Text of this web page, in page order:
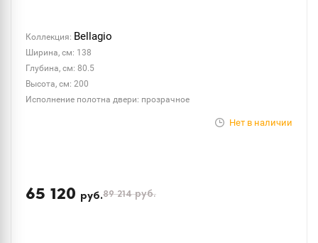
Коллекция: Bellagio
Ширина, см: 138
Глубина, см: 80.5
Высота, см: 200
Исполнение полотна двери: прозрачное
Нет в наличии
65 120 руб.89 214руб.